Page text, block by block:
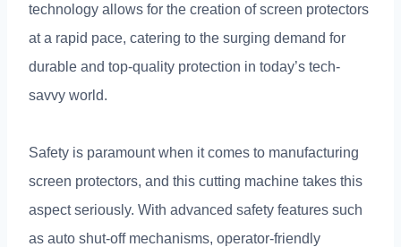
technology allows for the creation of screen protectors
at a rapid pace, catering to the surging demand for
durable and top-quality protection in today’s tech-
savvy world.
Safety is paramount when it comes to manufacturing
screen protectors, and this cutting machine takes this
aspect seriously. With advanced safety features such
as auto shut-off mechanisms, operator-friendly